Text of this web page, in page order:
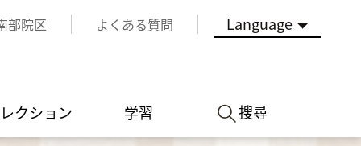
部院区 よくある質問 Language
クション 学習 搜尋